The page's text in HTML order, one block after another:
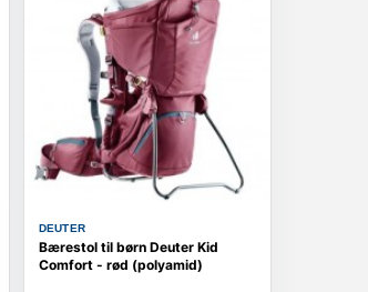
DEUTER
Bærestol til børn Deuter Kid
Comfort - rød (polyamid)